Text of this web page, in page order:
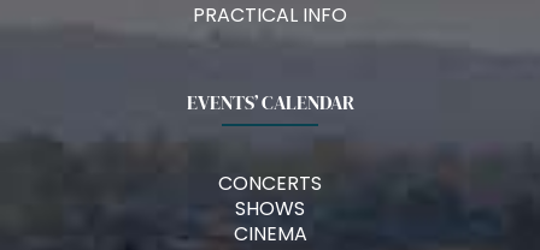
PRACTICAL INFO
EVENTS’ CALENDAR
CONCERTS
SHOWS
CINEMA